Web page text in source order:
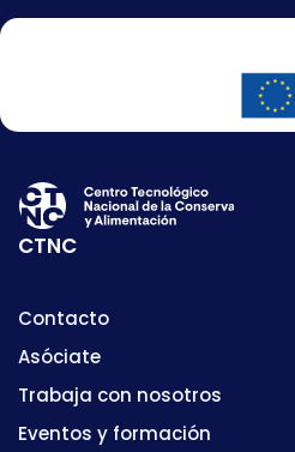
CTNC
Contacto
Asóciate
Trabaja con nosotros
Eventos y formación